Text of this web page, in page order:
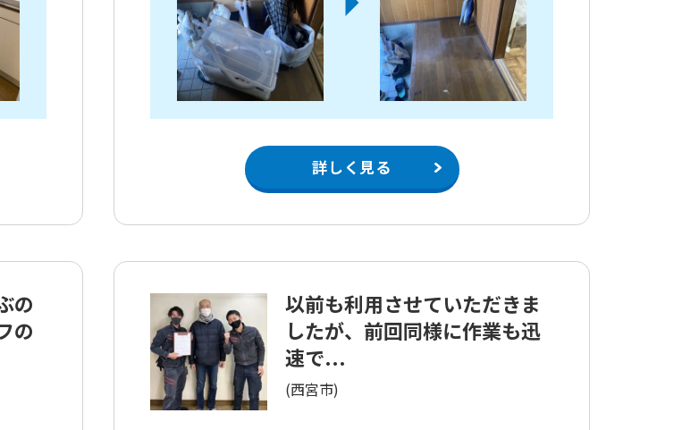
詳しく見る
の
の
以前も利用させていただきま
したが、前回同様に作業も迅
速で...
(西宮市)